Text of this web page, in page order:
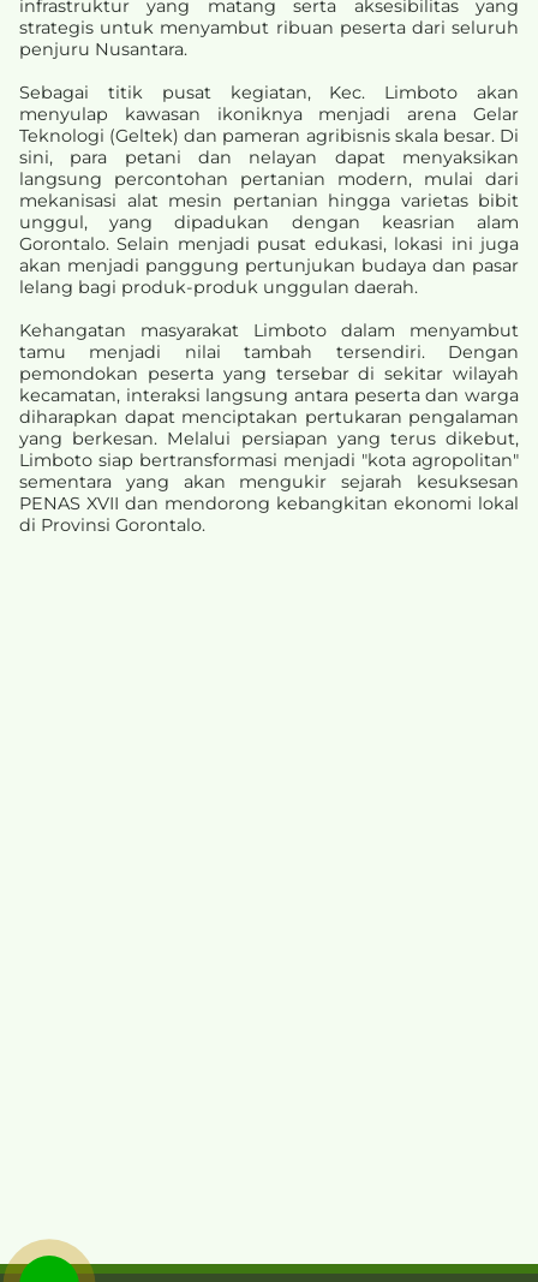
infrastruktur yang matang serta aksesibilitas yang
strategis untuk menyambut ribuan peserta dari seluruh
penjuru Nusantara.
Sebagai titik pusat kegiatan, Kec. Limboto akan
menyulap kawasan ikoniknya menjadi arena Gelar
Teknologi (Geltek) dan pameran agribisnis skala besar. Di
sini, para petani dan nelayan dapat menyaksikan
langsung percontohan pertanian modern, mulai dari
mekanisasi alat mesin pertanian hingga varietas bibit
unggul, yang dipadukan dengan keasrian alam
Gorontalo. Selain menjadi pusat edukasi, lokasi ini juga
akan menjadi panggung pertunjukan budaya dan pasar
lelang bagi produk-produk unggulan daerah.
Kehangatan masyarakat Limboto dalam menyambut
tamu menjadi nilai tambah tersendiri. Dengan
pemondokan peserta yang tersebar di sekitar wilayah
kecamatan, interaksi langsung antara peserta dan warga
diharapkan dapat menciptakan pertukaran pengalaman
yang berkesan. Melalui persiapan yang terus dikebut,
Limboto siap bertransformasi menjadi "kota agropolitan"
sementara yang akan mengukir sejarah kesuksesan
PENAS XVII dan mendorong kebangkitan ekonomi lokal
di Provinsi Gorontalo.